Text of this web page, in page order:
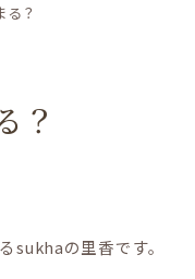
る？
？
sukhaの里香です。